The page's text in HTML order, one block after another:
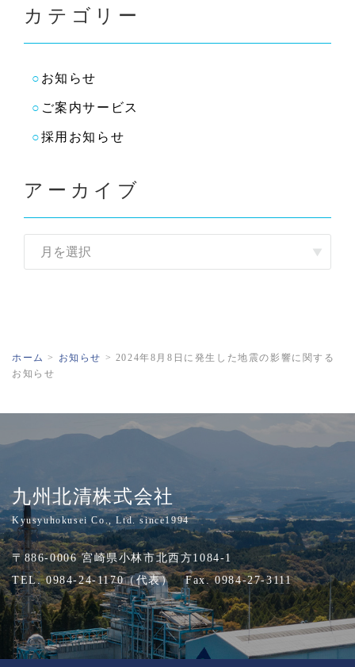
カテゴリー
お知らせ
ご案内サービス
採用お知らせ
アーカイブ
ホーム > お知らせ > 2024年8月8日に発生した地震の影響に関する
お知らせ
九州北清株式会社
Kyusyuhokusei Co., Ltd. since1994
〒886-0006 宮崎県小林市北西方1084-1
TEL. 0984-24-1170（代表） Fax. 0984-27-3111